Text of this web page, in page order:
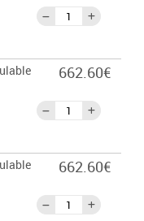
662.60€
662.60€